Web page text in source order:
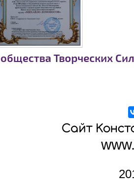
Творческих
Сайт